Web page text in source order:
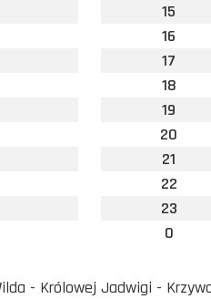
15
16
17
18
19
20
21
22
23
0
- Królowej Jadwigi -